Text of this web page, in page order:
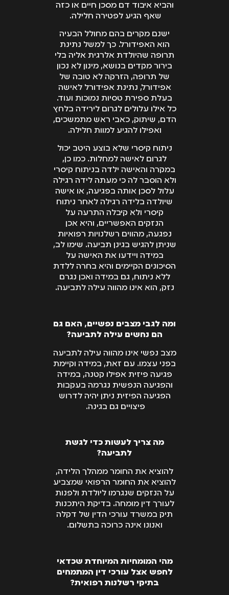
והביא איבוד דם מסכן חיים או כזה
שאף הגיע לפטירה חלילה.
ישנם מקרים בהם מחולל הבעיה
הוא האפידורל. כך למשל נתינת
תרופה שהיולדת אלרגית אליה בלי
בירור מקדים בנושא, מינון לא נכון
של תרופה, הזרקה לא טובה של
אפידורל, נתינת אפידורל לאישה
בעלת ספירת טסיות נמוכות ועוד.
כל אילו עלולים לגרום לירידה בלחץ
הדם, שיתוק, כאבי ראש מתמשכים,
ואפילו להגיע למוות חלילה.
ניתוח קיסרי שלא בוצע היטב יכול
לגרום לאישה למחלות. כמו כן,
במקרה והאישה ילדה בניתוח קיסרי
ולא הוסבר לה כי מעתה לידה רגילה
עלול לסכן אותה בפגיעה, או אישה
שיולדה בלידה רגילה לאחר ניתוח
קיסרי ולא קיבלה התרעה על
הנזקים האפשריים, והיא אכן
נפגעה, מהווים רשלנויות רפואיות
שניתן להגיש בגינן תביעה. שימו לב,
במידה ויידעו את האישה על
הסיכונים הקיימים והיא בחרה ללדת
ללא ניתוח, גם במידה ואכן נגרם
נזק, הוא אינו מהווה עילה לתביעה.
ומה לגבי מצבים נפשיים, האם גם
הם נחשים עילה לתביעה?
מצב נפשי אינו מהווה עילה לתביעה
בפני עצמו. עם זאת, במידה וקיימת
פגיעה פיזית אפילו קטנה, במידה
והפגיעה הנפשית נגרמה בעקבות
הפגיעה הפיזית ניתן יהיה לדרוש
פיצויים גם בגינה.
מה צריך לעשות כדי לגשת
לתביעה?
להוציא את החומר ממהלך הלידה,
להוציא את החומר הרפואי שמצביע
על הנזקים שנגרמו ליולדת ולפנות
לעורך דין מומחה. בדיקת היתכנות
תיק במשרד עורכי הדין של דקלה
ואנונו אינה כרוכה בתשלום.
מהי המומחיות המיוחדת שכדאי
לחפש אצל עורכי דין המתמחים
בתיקי רשלנות רפואית?